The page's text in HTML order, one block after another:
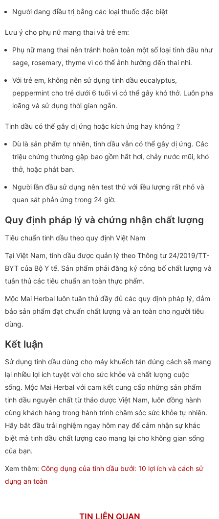
Người đang điều trị bằng các loại thuốc đặc biệt
Lưu ý cho phụ nữ mang thai và trẻ em:
Phụ nữ mang thai nên tránh hoàn toàn một số loại tinh dầu như
sage, rosemary, thyme vì có thể ảnh hưởng đến thai nhi.
Với trẻ em, không nên sử dụng tinh dầu eucalyptus,
peppermint cho trẻ dưới 6 tuổi vì có thể gây khó thở. Luôn pha
loãng và sử dụng thời gian ngắn.
Tinh dầu có thể gây dị ứng hoặc kích ứng hay không ?
Dù là sản phẩm tự nhiên, tinh dầu vẫn có thể gây dị ứng. Các
triệu chứng thường gặp bao gồm hắt hơi, chảy nước mũi, khó
thở, hoặc phát ban.
Người lần đầu sử dụng nên test thử với liều lượng rất nhỏ và
quan sát phản ứng trong 24 giờ.
Quy định pháp lý và chứng nhận chất lượng
Tiêu chuẩn tinh dầu theo quy định Việt Nam
Tại Việt Nam, tinh dầu được quản lý theo Thông tư 24/2019/TT-
BYT của Bộ Y tế. Sản phẩm phải đăng ký công bố chất lượng và
tuân thủ các tiêu chuẩn an toàn thực phẩm.
Mộc Mai Herbal luôn tuân thủ đầy đủ các quy định pháp lý, đảm
bảo sản phẩm đạt chuẩn chất lượng và an toàn cho người tiêu
dùng.
Kết luận
Sử dụng tinh dầu dùng cho máy khuếch tán đúng cách sẽ mang
lại nhiều lợi ích tuyệt vời cho sức khỏe và chất lượng cuộc
sống. Mộc Mai Herbal với cam kết cung cấp những sản phẩm
tinh dầu nguyên chất từ thảo dược Việt Nam, luôn đồng hành
cùng khách hàng trong hành trình chăm sóc sức khỏe tự nhiên.
Hãy bắt đầu trải nghiệm ngay hôm nay để cảm nhận sự khác
biệt mà tinh dầu chất lượng cao mang lại cho không gian sống
của bạn.
Xem thêm: Công dụng của tinh dầu bưởi: 10 lợi ích và cách sử
dụng an toàn
TIN LIÊN QUAN